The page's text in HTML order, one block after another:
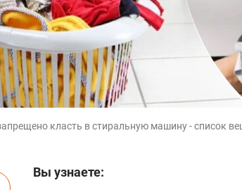
класть в стиральную машину - список
Вы узнаете: